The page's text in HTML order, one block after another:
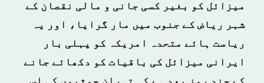
میزائل کو بغیر کسی جانی و مالی نقصان کے
شہر ریاض کے جنوب میں مار گرایا، اور یہ
ریاست ہائے متحدہ امریکہ کو پہلی بار
ایرانی میزائل کی باقیات کو دکھائے جانے